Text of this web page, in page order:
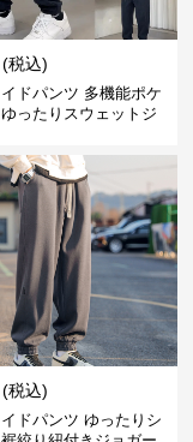
(税込)
ドパンツ 多機能ポケ
ったりスウェットジ
(税込)
ドパンツ ゆったりシ